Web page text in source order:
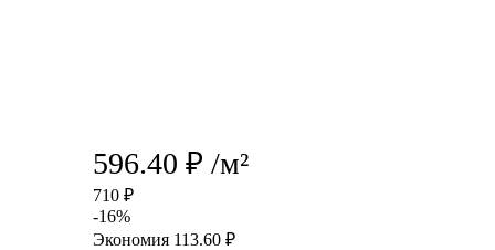
596.40 ₽ /м²
710 ₽
-16%
Экономия 113.60 ₽